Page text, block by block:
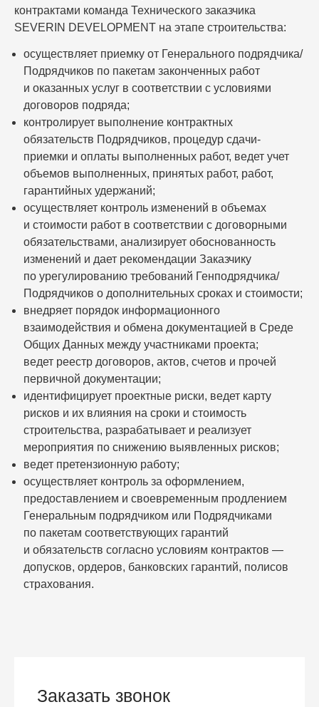
контрактами команда Технического заказчика
SEVERIN DEVELOPMENT на этапе строительства:
осуществляет приемку от Генерального подрядчика/
Подрядчиков по пакетам законченных работ
и оказанных услуг в соответствии с условиями
договоров подряда;
контролирует выполнение контрактных
обязательств Подрядчиков, процедур сдачи-
приемки и оплаты выполненных работ, ведет учет
объемов выполненных, принятых работ, работ,
гарантийных удержаний;
осуществляет контроль изменений в объемах
и стоимости работ в соответствии с договорными
обязательствами, анализирует обоснованность
изменений и дает рекомендации Заказчику
по урегулированию требований Генподрядчика/
Подрядчиков о дополнительных сроках и стоимости;
внедряет порядок информационного
взаимодействия и обмена документацией в Среде
Общих Данных между участниками проекта;
ведет реестр договоров, актов, счетов и прочей
первичной документации;
идентифицирует проектные риски, ведет карту
рисков и их влияния на сроки и стоимость
строительства, разрабатывает и реализует
мероприятия по снижению выявленных рисков;
ведет претензионную работу;
осуществляет контроль за оформлением,
предоставлением и своевременным продлением
Генеральным подрядчиком или Подрядчиками
по пакетам соответствующих гарантий
и обязательств согласно условиям контрактов —
допусков, ордеров, банковских гарантий, полисов
страхования.
Заказать звонок